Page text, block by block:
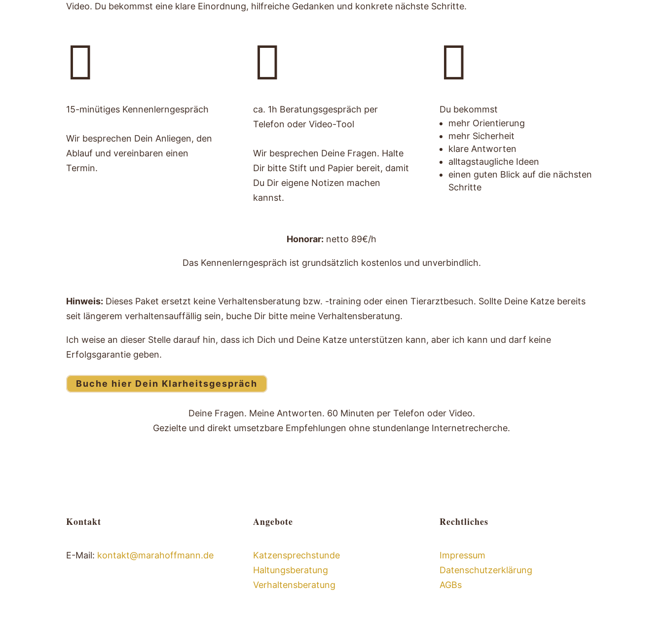
Video. Du bekommst eine klare Einordnung, hilfreiche Gedanken und konkrete nächste Schritte.

15-minütiges Kennenlerngespräch
Wir besprechen Dein Anliegen, den
Ablauf und vereinbaren einen
Termin.

ca. 1h Beratungsgespräch per
Telefon oder Video-Tool
Wir besprechen Deine Fragen. Halte
Dir bitte Stift und Papier bereit, damit
Du Dir eigene Notizen machen
kannst.

Du bekommst
mehr Orientierung
mehr Sicherheit
klare Antworten
alltagstaugliche Ideen
einen guten Blick auf die nächsten
Schritte
Honorar: netto 89€/h
Das Kennenlerngespräch ist grundsätzlich kostenlos und unverbindlich.
Hinweis: Dieses Paket ersetzt keine Verhaltensberatung bzw. -training oder einen Tierarztbesuch. Sollte Deine Katze bereits
seit längerem verhaltensauffällig sein, buche Dir bitte meine Verhaltensberatung.
Ich weise an dieser Stelle darauf hin, dass ich Dich und Deine Katze unterstützen kann, aber ich kann und darf keine
Erfolgsgarantie geben.
Buche hier Dein Klarheitsgespräch
Deine Fragen. Meine Antworten. 60 Minuten per Telefon oder Video.
Gezielte und direkt umsetzbare Empfehlungen ohne stundenlange Internetrecherche.
Kontakt
E-Mail: kontakt@marahoffmann.de
Angebote
Katzensprechstunde
Haltungsberatung
Verhaltensberatung
Rechtliches
Impressum
Datenschutzerklärung
AGBs